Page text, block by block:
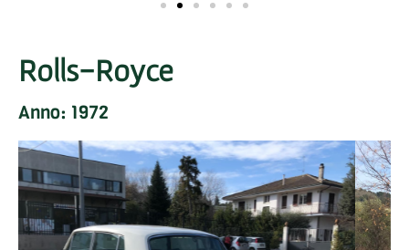
Rolls-Royce
Anno: 1972